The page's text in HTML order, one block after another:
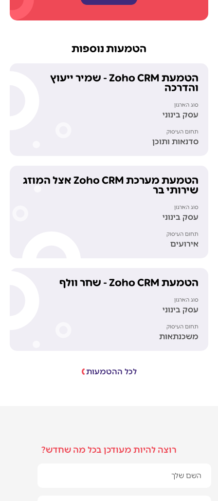
הטמעות נוספות
הטמעת Zoho CRM - שמיר ייעוץ
והדרכה
סוג הארגון
עסק בינוני
תחום העיסוק
סדנאות ותוכן
הטמעת מערכת Zoho CRM אצל המוזג
שירותי בר
סוג הארגון
עסק בינוני
תחום העיסוק
אירועים
הטמעת Zoho CRM - שחר וולף
סוג הארגון
עסק בינוני
תחום העיסוק
משכנתאות
לכל ההטמעות
רוצה להיות מעודכן בכל מה שחדש?